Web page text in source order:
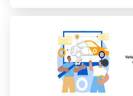
商、同理心和韧性，促进个人
影响。无论你是初学者还是资
价值的见解和工具，为你的正
今天就开始迈向更正念和充实